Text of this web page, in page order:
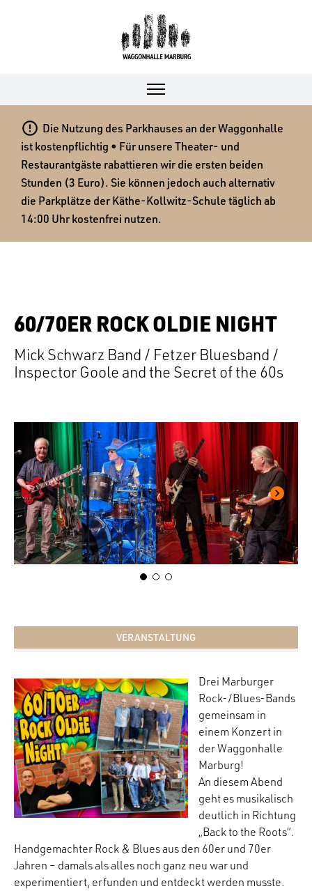
 Die Nutzung des Parkhauses an der Waggonhalle
ist kostenpflichtig • Für unsere Theater- und
Restaurantgäste rabattieren wir die ersten beiden
Stunden (3 Euro). Sie können jedoch auch alternativ
die Parkplätze der Käthe-Kollwitz-Schule täglich ab
14:00 Uhr kostenfrei nutzen.
60/70ER ROCK OLDIE NIGHT
Mick Schwarz Band / Fetzer Bluesband /
Inspector Goole and the Secret of the 60s
VERANSTALTUNG
Drei Marburger
Rock-/Blues-Bands
gemeinsam in
einem Konzert in
der Waggonhalle
Marburg!
An diesem Abend
geht es musikalisch
deutlich in Richtung
„Back to the Roots“.
Handgemachter Rock & Blues aus den 60er und 70er
Jahren – damals als alles noch ganz neu war und
experimentiert, erfunden und entdeckt werden musste.